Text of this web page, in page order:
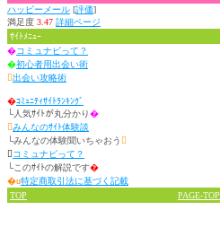
ハッピーメール [評価]
満足度 3.47 詳細ページ
ｻｲﾄﾒﾆｭｰ
�コミュナビって？
�初心者用出会い術
出会い攻略術
�ｺﾐｭﾆﾃｨｻｲﾄﾗﾝｷﾝｸﾞ
└人気ｻｲﾄが丸分かり�
みんなのｻｲﾄ体験談
└みんなの体験聞いちゃおう 
コミュナビって？
└このｻｲﾄの解説です�
�u特定商取引法に基づく記載
TOP
PAGE-TOP